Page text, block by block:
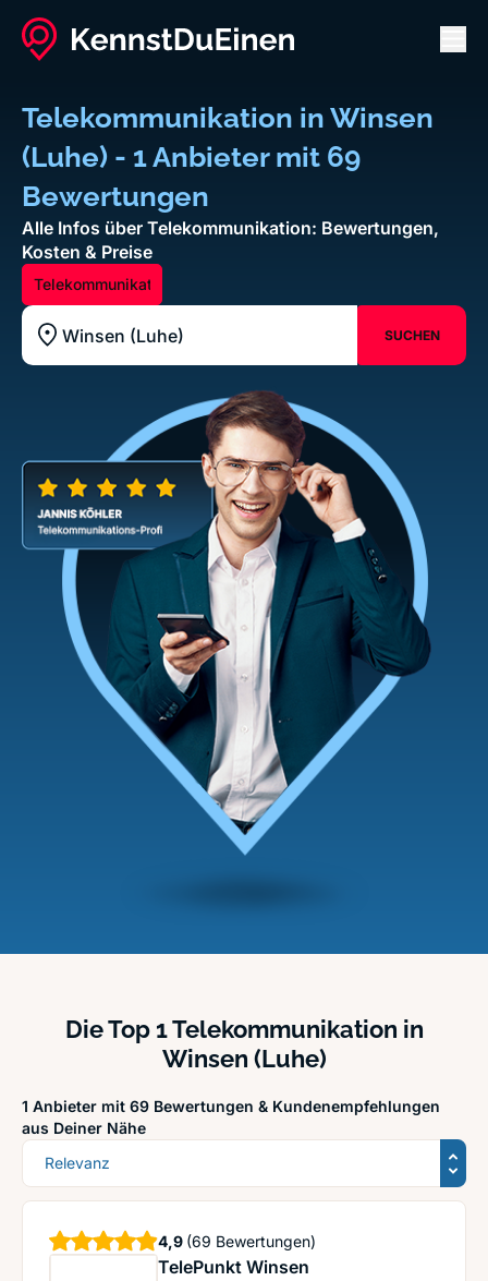
Telekommunikation in Winsen
(Luhe) - 1 Anbieter mit 69
Bewertungen
Alle Infos über Telekommunikation: Bewertungen,
Kosten & Preise
Telekommunikation
Standort z.B. Frankfurt am Main
SUCHEN
Die Top 1 Telekommunikation in
Winsen (Luhe)
1 Anbieter mit 69 Bewertungen & Kundenempfehlungen
aus Deiner Nähe
Sortierung
TelePunkt Winsen
4,9 Sterne
(69 Bewertungen)